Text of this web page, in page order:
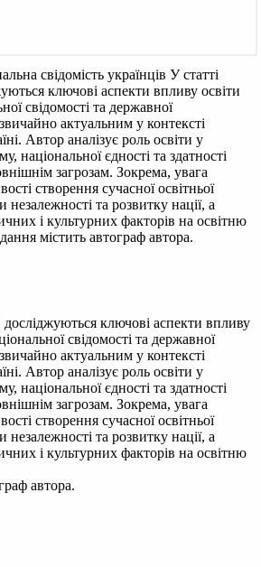
свідомість українців У статті
ключові аспекти впливу освіти
свідомості та державної
актуальним у контексті
Автор аналізує роль освіти у
національної єдності та здатності
загрозам. Зокрема, увага
створення сучасної освітньої
та розвитку нації, а
і культурних факторів на освітню
містить автограф автора.
ключові аспекти впливу
свідомості та державної
актуальним у контексті
Автор аналізує роль освіти у
національної єдності та здатності
загрозам. Зокрема, увага
створення сучасної освітньої
та розвитку нації, а
і культурних факторів на освітню
автора.